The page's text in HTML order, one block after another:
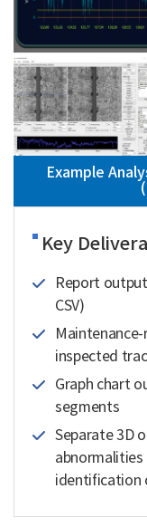
Example
Key
Report
CSV)
inspected
Graph chart
segments
Separate 3D
identification